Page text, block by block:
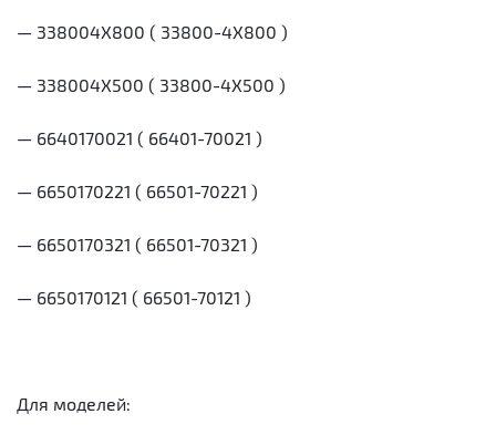
— 338004X800 ( 33800-4X800 )
— 338004X500 ( 33800-4X500 )
— 6640170021 ( 66401-70021 )
— 6650170221 ( 66501-70221 )
— 6650170321 ( 66501-70321 )
— 6650170121 ( 66501-70121 )
Для моделей: